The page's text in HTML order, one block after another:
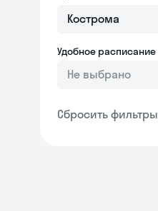
Удобное расписание
Не выбрано
Сбросить фильтры